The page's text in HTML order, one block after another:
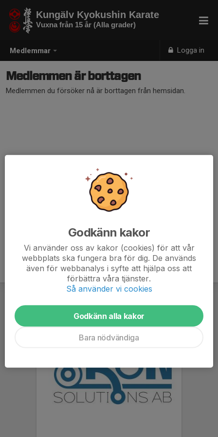
Medlemmar Logga in
Kungälv Kyokushin Karate
Vuxna från 15 år (Alla grader)
Medlemmen är borttagen
Medlemmen du försöker nå är borttagen från hemsidan.
Godkänn kakor
Vi använder oss av kakor (cookies) för att vår
webbplats ska fungera bra för dig. De används
även för webbanalys i syfte att hjälpa oss att
förbättra våra tjänster.
Så använder vi cookies
Godkänn alla kakor
Bara nödvändiga